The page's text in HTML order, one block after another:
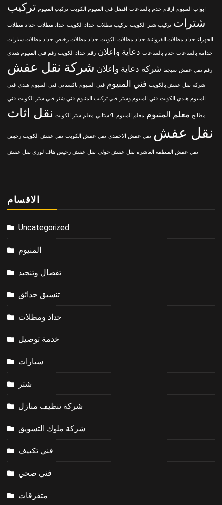
ابواب المنيوم ارقام خدم بالساعات افضل فني المنيوم الكويت تركيب المنيوم تركيب
شترات تركيب شتر الكويت تركيب مظلات حداد الكويت حداد مظلات حداد مظلات
الجهراء حداد مظلات الفروانية حداد مظلات الكويت حداد مظلات رخيص حداد مظلات سيارات
خدامه بالساعات خدم بالساعات دعاية واعلان رقم حداد الكويت رقم فني المنيوم هندي
رقم نقل عفش سيجما شركة دعاية واعلان شركة نقل عفش
شركة نقل عفش بالكويت فني المنيوم فني المنيوم باكستاني فني المنيوم هندي فني
المنيوم هندي الكويت فني المنيوم وشتر فني تركيب المنيوم فني شتر فني شتر الكويت فني
مطابخ معلم المنيوم معلم المنيوم باكستاني معلم شتر الكويت نقل اثاث
نقل عفش نقل عفش الاحمدي نقل عفش الكويت نقل عفش الكويت رخيص
نقل عفش المنطقة العاشرة نقل عفش حولي نقل عفش رخيص هاف لوري نقل عفش
الاقسام
Uncategorized
المنيوم
تفصال وتنجيد
تنسيق حدائق
حداد ومظلات
خدمة توصيل
سيارات
شتر
شركة تنظيف منازل
شركة ملوك التسويق
فني تكييف
فني صحي
متفرقات